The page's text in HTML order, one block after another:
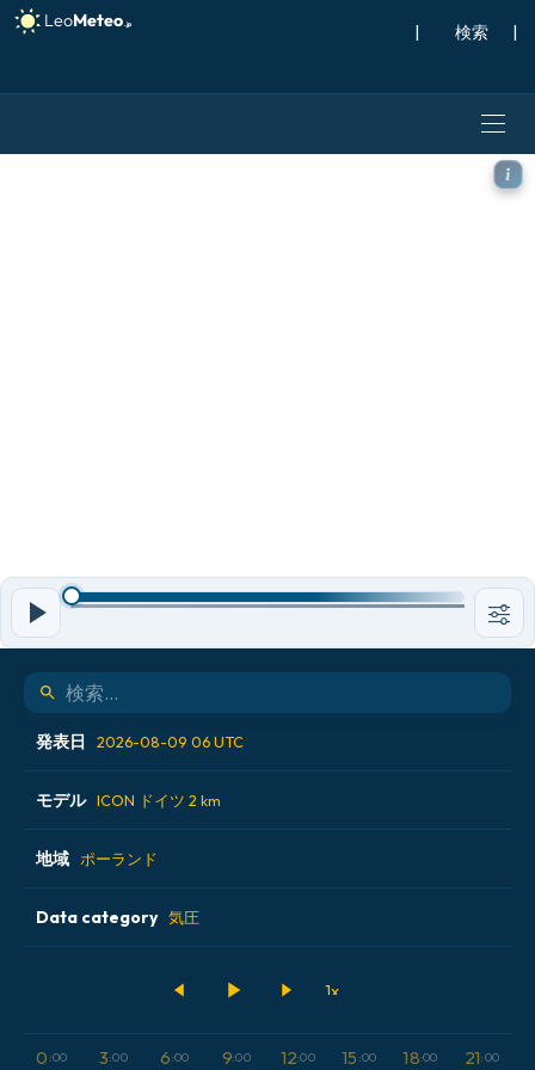
| |
ICON ドイツ 2 km モデル -
発表日 2026-08-09 06 UTC
2026-08-08 12 UTC
2026-08-08 18 UTC
2026-08-09 00 UTC
モデル ICON ドイツ 2 km
ALADIN CZ 2.3 km
ECMWF AIFS [AI]
地域 ポーランド
オーストリア
Data category 気圧
0 :00 3:00 6:00 9:00 12:00 15 :00 18:00 21:00